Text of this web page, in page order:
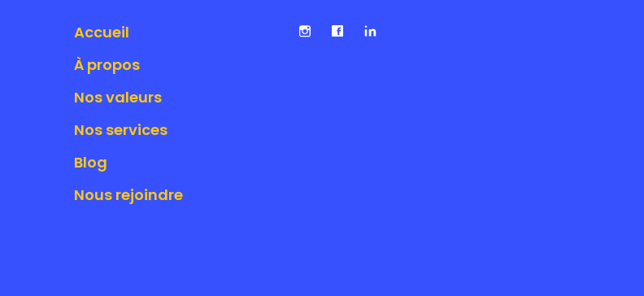
Accueil
À propos
Nos valeurs
Nos services
Blog
Nous rejoindre